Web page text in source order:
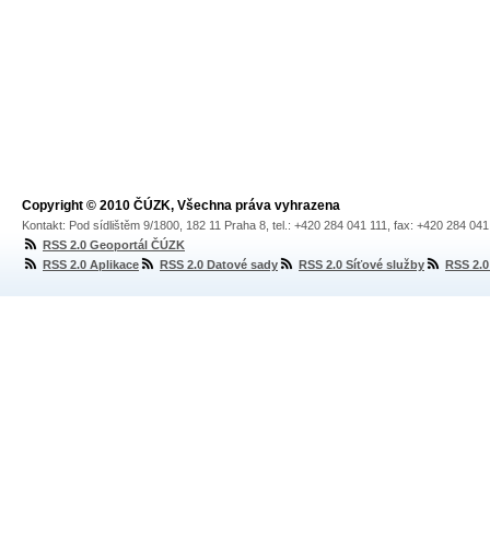
Copyright © 2010 ČÚZK, Všechna práva vyhrazena
Kontakt: Pod sídlištěm 9/1800, 182 11 Praha 8, tel.: +420 284 041 111, fax: +420 284
RSS 2.0 Geoportál ČÚZK
RSS 2.0 Aplikace
RSS 2.0 Datové sady RSS 2.0 Síťové služby RSS